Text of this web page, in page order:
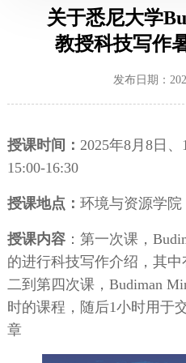
关于悉尼大学
教授科技写作
发布日期：
授课时间： 2025年8月8日
15:00-16:30
授课地点： 环境与资源学院
授课内容： 第一次课，
的进行科技写作介绍，其
二到第四次课，Budiman
时的课程，随后1小时用于
章